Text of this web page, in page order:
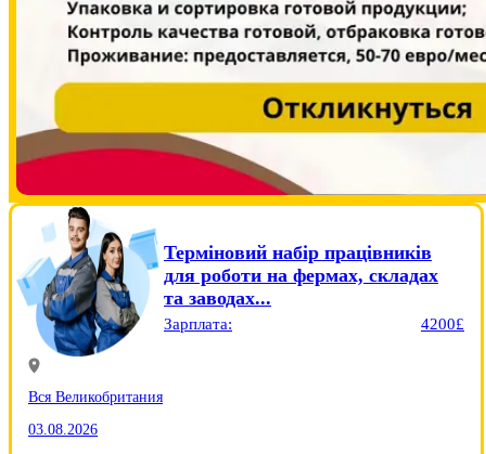
Терміновий набір працівників
для роботи на фермах, складах
та заводах...
Зарплата: 4200£
Вся Великобритания
03.08.2026